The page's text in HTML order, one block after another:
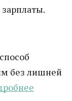
без лишней